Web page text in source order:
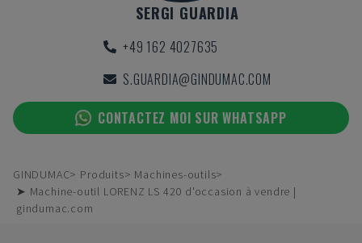
SERGI GUARDIA
+49 162 4027635
S.GUARDIA@GINDUMAC.COM
CONTACTEZ MOI SUR WHATSAPP
GINDUMAC Produits
Machines-outils
➤ Machine-outil LORENZ LS 420 d'occasion à vendre |
gindumac.com